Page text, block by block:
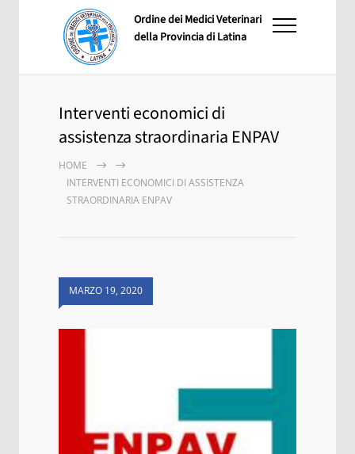
Ordine dei Medici Veterinari
della Provincia di Latina
Interventi economici di
assistenza straordinaria ENPAV
HOME
INTERVENTI ECONOMICI DI ASSISTENZA
STRAORDINARIA ENPAV
MARZO 19, 2020